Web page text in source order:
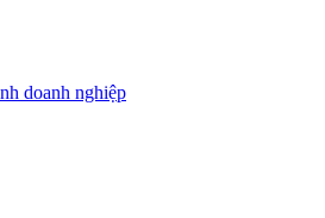
doanh nghiệp